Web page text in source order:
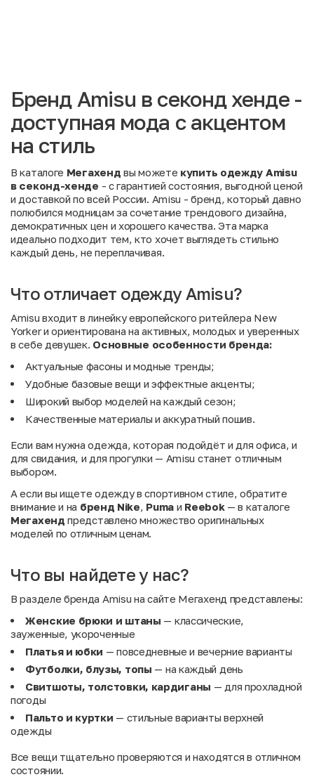
Бренд Amisu в секонд хенде -
доступная мода с акцентом
на стиль
В каталоге Мегахендвы можете купить одежду Amisu
в секонд-хенде - с гарантией состояния, выгодной ценой
и доставкой по всей России. Amisu - бренд, который давно
полюбился модницам за сочетание трендового дизайна,
демократичных цен и хорошего качества. Эта марка
идеально подходит тем, кто хочет выглядеть стильно
каждый день, не переплачивая.
Что отличает одежду Amisu?
Amisu входит в линейку европейского ритейлера New
Yorker и ориентирована на активных, молодых и уверенных
в себе девушек. Основные особенности бренда:
Актуальные фасоны и модные тренды;
Удобные базовые вещи и эффектные акценты;
Широкий выбор моделей на каждый сезон;
Качественные материалы и аккуратный пошив.
Если вам нужна одежда, которая подойдёт и для офиса, и
для свидания, и для прогулки — Amisu станет отличным
выбором.
А если вы ищете одежду в спортивном стиле, обратите
внимание и на бренд Nike, Puma и Reebok— в каталоге
Мегахенд представлено множество оригинальных
моделей по отличным ценам.
Что вы найдете у нас?
В разделе бренда Amisu на сайте Мегахенд представлены:
Женские брюки и штаны — классические,
зауженные, укороченные
Платья и юбки — повседневные и вечерние варианты
Футболки, блузы, топы — на каждый день
Свитшоты, толстовки, кардиганы — для прохладной
погоды
Пальто и куртки — стильные варианты верхней
одежды
Все вещи тщательно проверяются и находятся в отличном
состоянии.